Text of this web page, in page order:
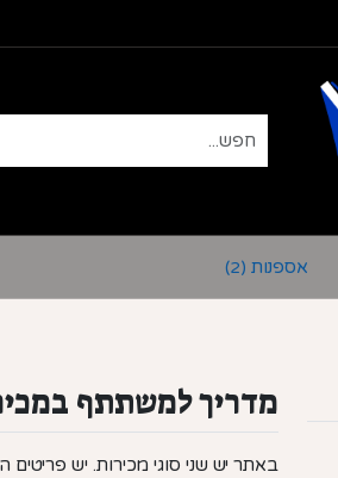
אספנות (2)
מדריך למשתתף
באתר יש שני סוגי מכירות. יש